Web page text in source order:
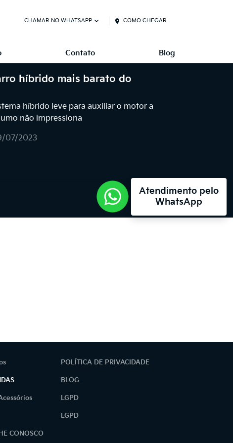
CHAMAR NO WHATSAPP COMO CHEGAR
Contato Blog
híbrido mais barato do
híbrido leve para auxiliar o motor a
não impressiona
07/2023
CONOSCO
POLÍTICA DE PRIVACIDADE
BLOG
LGPD
LGPD
Atendimento pelo
WhatsApp